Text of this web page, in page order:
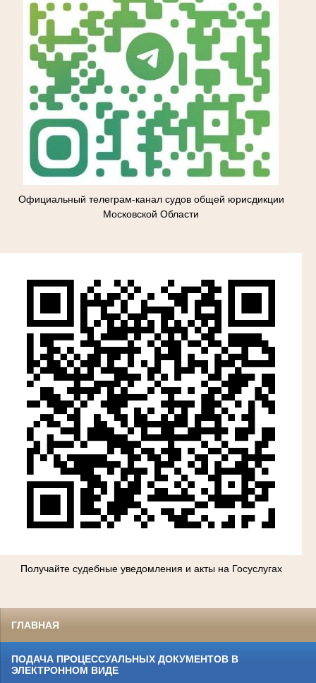
Официальный телеграм-канал судов общей юрисдикции
Московской Области
Получайте судебные уведомления и акты на Госуслугах
ГЛАВНАЯ
ПОДАЧА ПРОЦЕССУАЛЬНЫХ ДОКУМЕНТОВ В
ЭЛЕКТРОННОМ ВИДЕ